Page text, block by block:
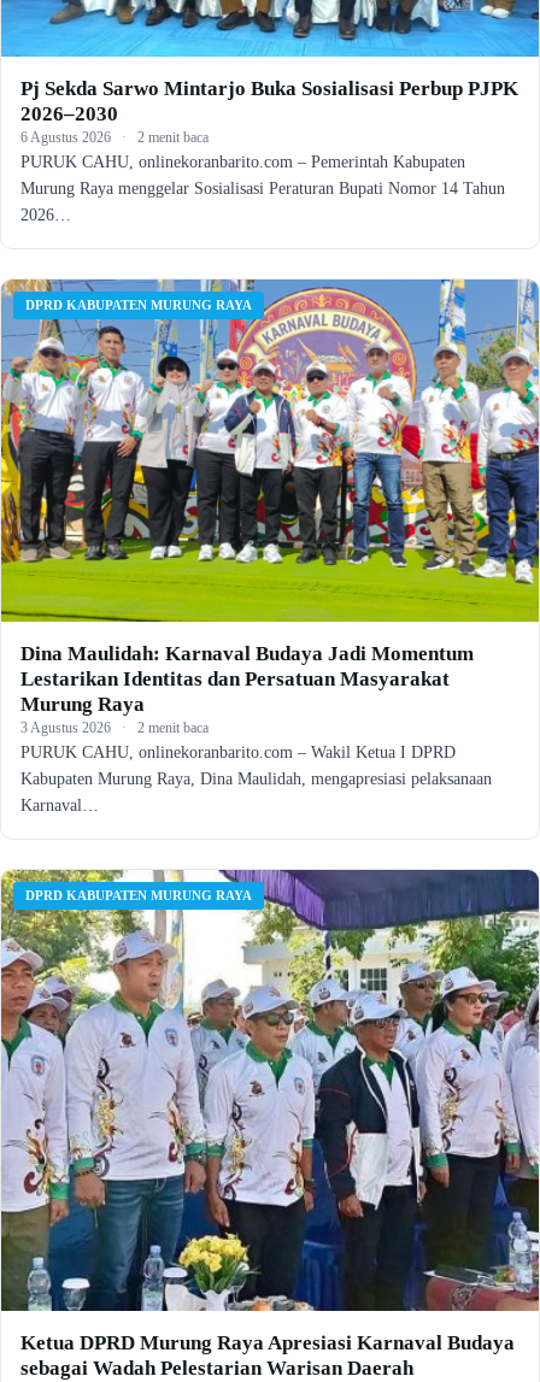
Pj Sekda Sarwo Mintarjo Buka Sosialisasi Perbup PJPK
2026–2030
6 Agustus 2026 · 2 menit baca
PURUK CAHU, onlinekoranbarito.com – Pemerintah Kabupaten
Murung Raya menggelar Sosialisasi Peraturan Bupati Nomor 14 Tahun
2026…
DPRD KABUPATEN MURUNG RAYA
Dina Maulidah: Karnaval Budaya Jadi Momentum
Lestarikan Identitas dan Persatuan Masyarakat
Murung Raya
3 Agustus 2026 · 2 menit baca
PURUK CAHU, onlinekoranbarito.com – Wakil Ketua I DPRD
Kabupaten Murung Raya, Dina Maulidah, mengapresiasi pelaksanaan
Karnaval…
DPRD KABUPATEN MURUNG RAYA
Ketua DPRD Murung Raya Apresiasi Karnaval Budaya
sebagai Wadah Pelestarian Warisan Daerah